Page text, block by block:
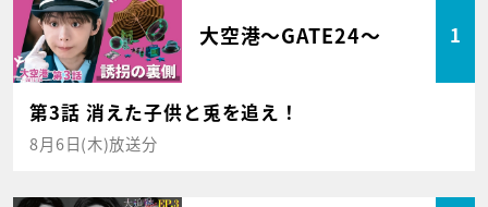
大空港～GATE24～ 1
第3話 消えた子供と兎を追え！
8月6日(木)放送分